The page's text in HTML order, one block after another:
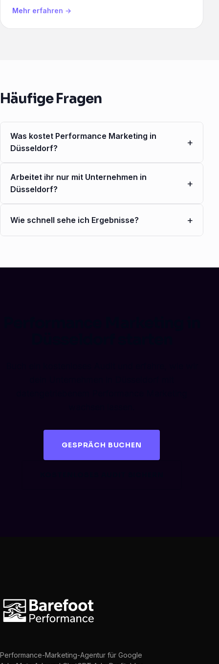
Mehr erfahren →
Häufige Fragen
Was kostet Performance Marketing in
Düsseldorf?
+
Arbeitet ihr nur mit Unternehmen in
Düsseldorf?
+
Wie schnell sehe ich Ergebnisse? +
GESPRÄCH BUCHEN
Performance-Marketing-Agentur für Google